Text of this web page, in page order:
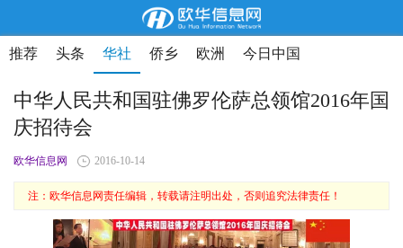
推荐 头条 华社 侨乡 欧洲 今日中国
中华人民共和国驻佛罗伦萨总领馆2016年国
庆招待会
欧华信息网 2016-10-14
注：欧华信息网责任编辑，转载请注明出处，否则追究法律责任！